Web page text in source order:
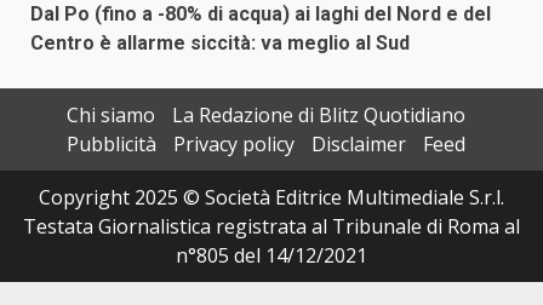
Dal Po (fino a -80% di acqua) ai laghi del Nord e del
Centro è allarme siccità: va meglio al Sud
Chi siamo
La Redazione di Blitz Quotidiano
Pubblicità
Privacy policy Disclaimer
Feed
Copyright 2025 © Società Editrice Multimediale S.r.l.
Testata Giornalistica registrata al Tribunale di Roma al
n°805 del 14/12/2021